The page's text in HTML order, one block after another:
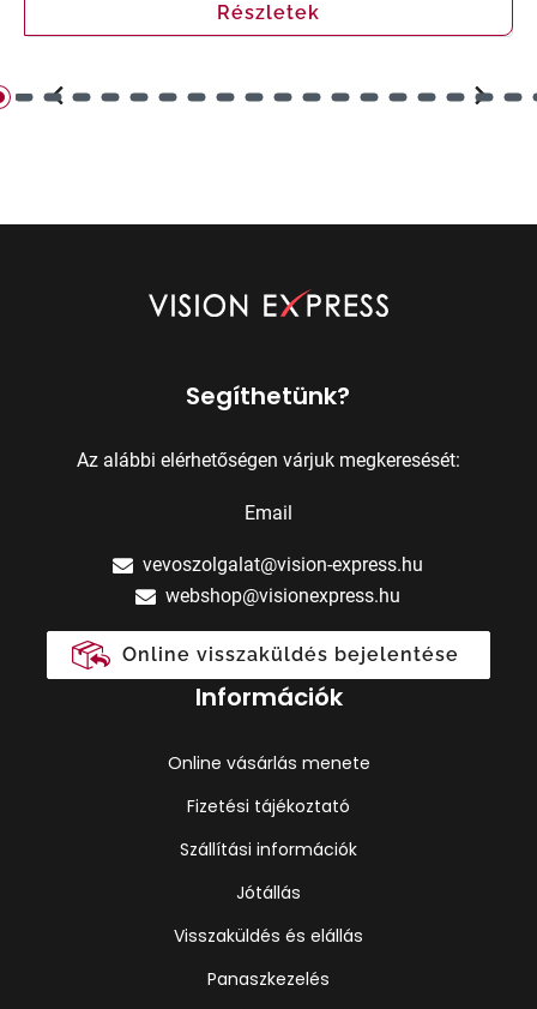
Részletek
Segíthetünk?
Az alábbi elérhetőségen várjuk megkeresését:
Email
vevoszolgalat@vision-express.hu
webshop@visionexpress.hu
Online visszaküldés bejelentése
Információk
Online vásárlás menete
Fizetési tájékoztató
Szállítási információk
Jótállás
Visszaküldés és elállás
Panaszkezelés